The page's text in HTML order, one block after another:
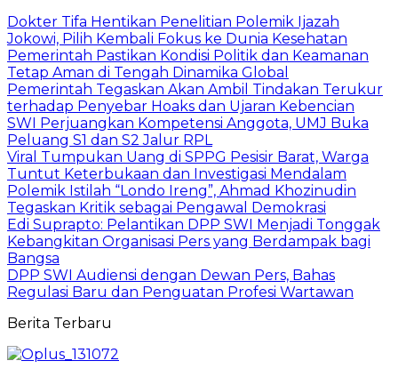
Dokter Tifa Hentikan Penelitian Polemik Ijazah
Jokowi, Pilih Kembali Fokus ke Dunia Kesehatan
Pemerintah Pastikan Kondisi Politik dan Keamanan
Tetap Aman di Tengah Dinamika Global
Pemerintah Tegaskan Akan Ambil Tindakan Terukur
terhadap Penyebar Hoaks dan Ujaran Kebencian
SWI Perjuangkan Kompetensi Anggota, UMJ Buka
Peluang S1 dan S2 Jalur RPL
Viral Tumpukan Uang di SPPG Pesisir Barat, Warga
Tuntut Keterbukaan dan Investigasi Mendalam
Polemik Istilah “Londo Ireng”, Ahmad Khozinudin
Tegaskan Kritik sebagai Pengawal Demokrasi
Edi Suprapto: Pelantikan DPP SWI Menjadi Tonggak
Kebangkitan Organisasi Pers yang Berdampak bagi
Bangsa
DPP SWI Audiensi dengan Dewan Pers, Bahas
Regulasi Baru dan Penguatan Profesi Wartawan
Berita Terbaru